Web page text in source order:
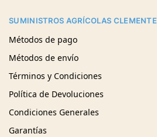
SUMINISTROS AGRÍCOLAS CLEMENTE
Métodos de pago
Métodos de envío
Términos y Condiciones
Política de Devoluciones
Condiciones Generales
Garantías